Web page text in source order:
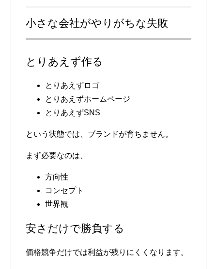
小さな会社がやりがちな失敗
とりあえず作る
とりあえずロゴ
とりあえずホームページ
とりあえずSNS
という状態では、ブランドが育ちません。
まず必要なのは、
方向性
コンセプト
世界観
安さだけで勝負する
価格競争だけでは利益が残りにくくなります。